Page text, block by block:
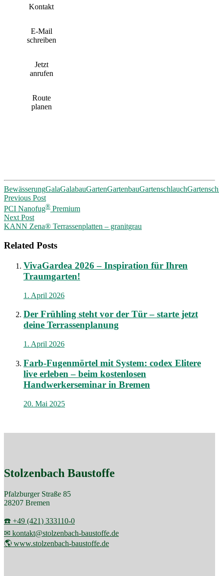
Kontakt
E-Mail
schreiben
Jetzt
anrufen
Route
planen
BewässerungGalaGalabauGartenGartenbauGartenschlauch
Post
navigation
Previous Post
PCI Nanofug® Premium
Next Post
KANN Zena® Terrassenplatten – granitgrau
Related Posts
VivaGardea 2026 – Inspiration für Ihren
Traumgarten!
1. April 2026
Der Frühling steht vor der Tür – starte jetzt
deine Terrassenplanung
1. April 2026
Farb-Fugenmörtel mit System: codex Elitere
live erleben – beim kostenlosen
Handwerkerseminar in Bremen
20. Mai 2025
Stolzenbach Baustoffe
Pfalzburger Straße 85
28207 Bremen
☎️ +49 (421) 333110-0
✉ kontakt@stolzenbach-baustoffe.de
🌎 www.stolzenbach-baustoffe.de